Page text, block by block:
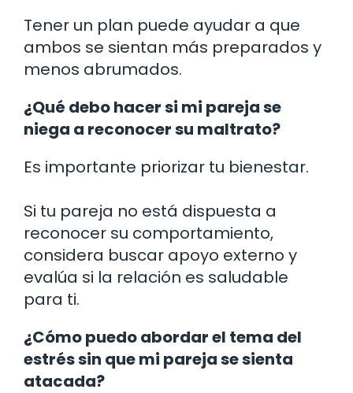
Tener un plan puede ayudar a que
ambos se sientan más preparados y
menos abrumados.
¿Qué debo hacer si mi pareja se
niega a reconocer su maltrato?
Es importante priorizar tu bienestar.
Si tu pareja no está dispuesta a
reconocer su comportamiento,
considera buscar apoyo externo y
evalúa si la relación es saludable
para ti.
¿Cómo puedo abordar el tema del
estrés sin que mi pareja se sienta
atacada?